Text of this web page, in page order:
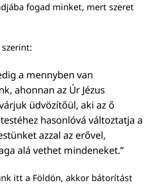
fogad minket, mert szeret
a mennyben van
ahonnan az Úr Jézus
üdvözítőül, aki az ő
hasonlóvá változtatja a
azzal az erővel,
alá vethet mindeneket.”
itt a Földön, akkor bátorítást